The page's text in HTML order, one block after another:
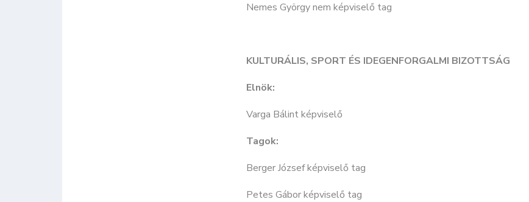
Nemes György nem képviselő tag
KULTURÁLIS, SPORT ÉS IDEGENFORGALMI BIZOTTSÁG
Elnök:
Varga Bálint képviselő
Tagok:
Berger József képviselő tag
Petes Gábor képviselő tag